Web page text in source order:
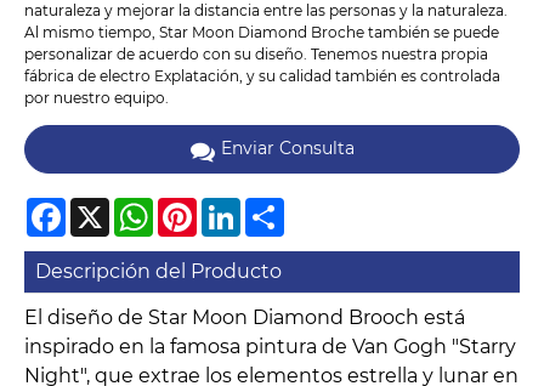
naturaleza y mejorar la distancia entre las personas y la naturaleza.
Al mismo tiempo, Star Moon Diamond Broche también se puede
personalizar de acuerdo con su diseño. Tenemos nuestra propia
fábrica de electro Explatación, y su calidad también es controlada
por nuestro equipo.
Enviar Consulta
Facebook
X WhatsAppPinterestLinkedIn
Descripción del Producto
El diseño de Star Moon Diamond Brooch está
inspirado en la famosa pintura de Van Gogh "Starry
Night", que extrae los elementos estrella y lunar en